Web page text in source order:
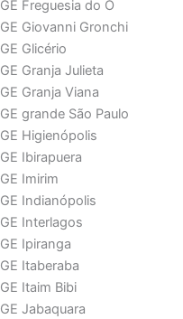
Freguesia do Ó
Giovanni Gronchi
Glicério
Granja Julieta
Granja Viana
grande São Paulo
Higienópolis
Ibirapuera
Imirim
Indianópolis
Interlagos
Ipiranga
Itaberaba
Itaim Bibi
Jabaquara